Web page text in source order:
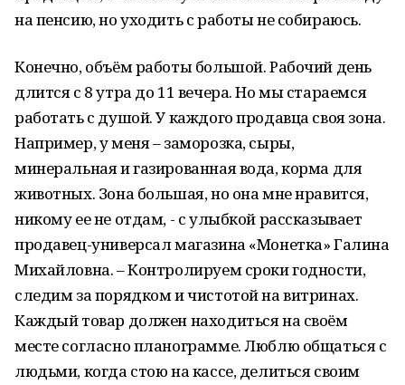
на пенсию, но уходить с работы не собираюсь.
Конечно, объём работы большой. Рабочий день
длится с 8 утра до 11 вечера. Но мы стараемся
работать с душой. У каждого продавца своя зона.
Например, у меня – заморозка, сыры,
минеральная и газированная вода, корма для
животных. Зона большая, но она мне нравится,
никому ее не отдам, - с улыбкой рассказывает
продавец-универсал магазина «Монетка» Галина
Михайловна. – Контролируем сроки годности,
следим за порядком и чистотой на витринах.
Каждый товар должен находиться на своём
месте согласно планограмме. Люблю общаться с
людьми, когда стою на кассе, делиться своим